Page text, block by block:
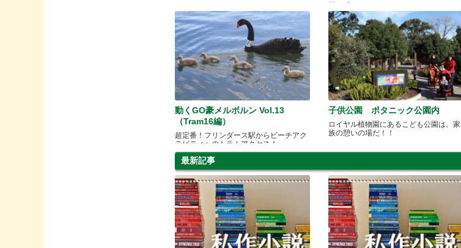
秋を感じに♪
動くGO豪メルボルン Vol.13
（Tram16編）
超定番！フリンダース駅からビーチアク
テビティへのトラムアクセス！
子供公園 ボタニック公園内
ロイヤル植物園にあるこども公園は、家
族の憩いの場だ！！
最新記事